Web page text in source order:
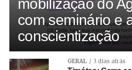
com seminário e
conscientização
GERAL 3 dias atrás